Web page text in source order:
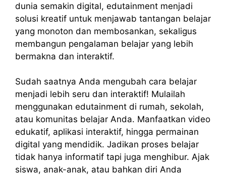
dunia semakin digital, edutainment menjadi
solusi kreatif untuk menjawab tantangan belajar
yang monoton dan membosankan, sekaligus
membangun pengalaman belajar yang lebih
bermakna dan interaktif.
Sudah saatnya Anda mengubah cara belajar
menjadi lebih seru dan interaktif! Mulailah
menggunakan edutainment di rumah, sekolah,
atau komunitas belajar Anda. Manfaatkan video
edukatif, aplikasi interaktif, hingga permainan
digital yang mendidik. Jadikan proses belajar
tidak hanya informatif tapi juga menghibur. Ajak
siswa, anak-anak, atau bahkan diri Anda